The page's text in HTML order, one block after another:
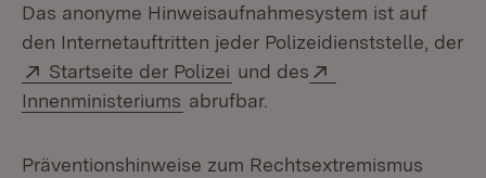
Das anonyme Hinweisaufnahmesystem ist auf
den Internetauftritten jeder Polizeidienststelle, der
Extern:
Startseite der Polizei (Öffnet in neuem Fenster)
und des
Innenministeriums (Öffnet in neuem Fenster)
abrufbar.
Präventionshinweise zum Rechtsextremismus